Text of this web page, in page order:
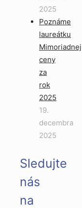
2025
Poznáme
laureátku
Mimoriadnej
ceny
za
rok
2025
19.
decembra
2025
Sledujte
nás
na